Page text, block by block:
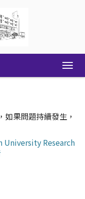
果問題持續發生，
University Research